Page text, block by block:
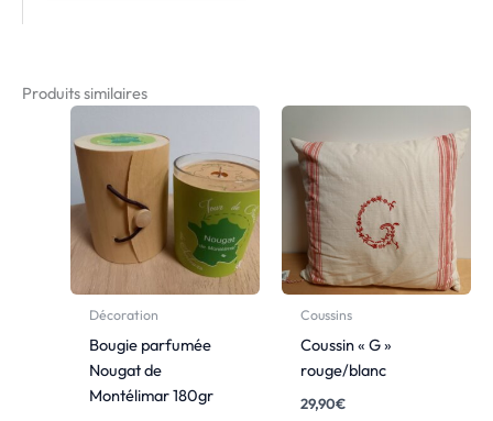
Produits similaires
Décoration
Bougie parfumée
Nougat de
Montélimar 180gr
Coussins
Coussin « G »
rouge/blanc
29,90€